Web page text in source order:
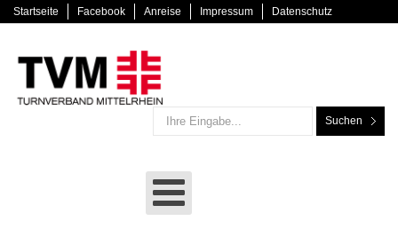
Startseite Facebook Anreise Impressum Datenschutz
Suchen